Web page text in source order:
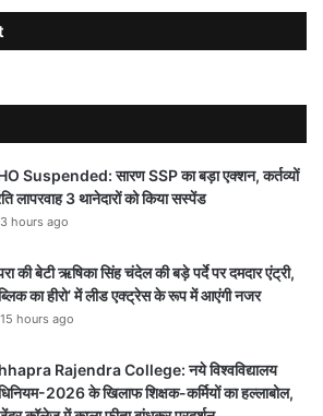
Suspended: सारण SSP का बड़ा एक्शन, कर्तव्यों
लापरवाह 3 थानेदारों को किया सस्पेंड
3 hours ago
की बेटी ऋषिका सिंह चंदेल की बड़े पर्दे पर दमदार एंट्री,
का हीरो’ में लीड एक्ट्रेस के रूप में आएंगी नजर
15 hours ago
Rajendra College: नये विश्वविद्यालय
2026 के खिलाफ शिक्षक-कर्मियों का हल्लाबोल,